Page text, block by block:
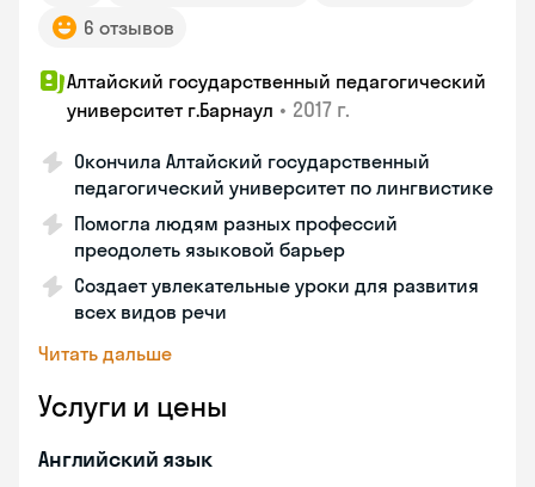
6 отзывов
Алтайский государственный педагогический
университет г.Барнаул • 2017 г.
Окончила Алтайский государственный
педагогический университет по лингвистике
Помогла людям разных профессий
преодолеть языковой барьер
Создает увлекательные уроки для развития
всех видов речи
Читать дальше
Услуги и цены
Английский язык